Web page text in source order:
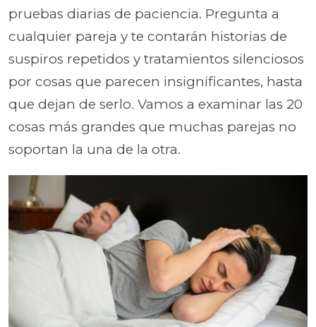
pruebas diarias de paciencia. Pregunta a
cualquier pareja y te contarán historias de
suspiros repetidos y tratamientos silenciosos
por cosas que parecen insignificantes, hasta
que dejan de serlo. Vamos a examinar las 20
cosas más grandes que muchas parejas no
soportan la una de la otra.